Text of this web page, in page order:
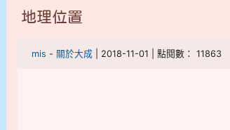
地理位置
mis - 關於大成| 2018-11-01 | 點閱數： 11863